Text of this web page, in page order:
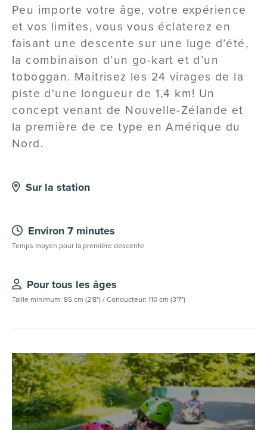
Peu importe votre âge, votre expérience
et vos limites, vous vous éclaterez en
faisant une descente sur une luge d’été,
la combinaison d’un go-kart et d’un
toboggan. Maitrisez les 24 virages de la
piste d'une longueur de 1,4 km! Un
concept venant de Nouvelle-Zélande et
la première de ce type en Amérique du
Nord.
Sur la station
Environ 7 minutes
Temps moyen pour la première descente
Pour tous les âges
Taille minimum: 85 cm (2'8") / Conducteur: 110 cm (3'7")